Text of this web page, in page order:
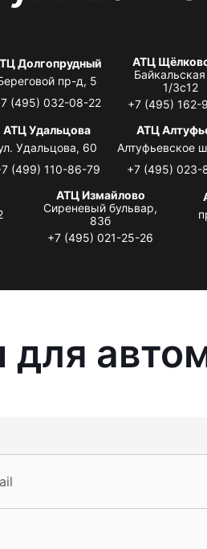
Долгопрудный
пр-д, 5
(495) 032-08-22
АТЦ
Байкальская
1/3с12
+7 (495) 162-
АТЦ Удальцова
Удальцова, 60
(499) 110-86-79
АТЦ
Алтуфьевское
+7 (495) 023-
АТЦ Измайлово
Сиреневый бульвар,
83б
+7 (495) 021-25-26